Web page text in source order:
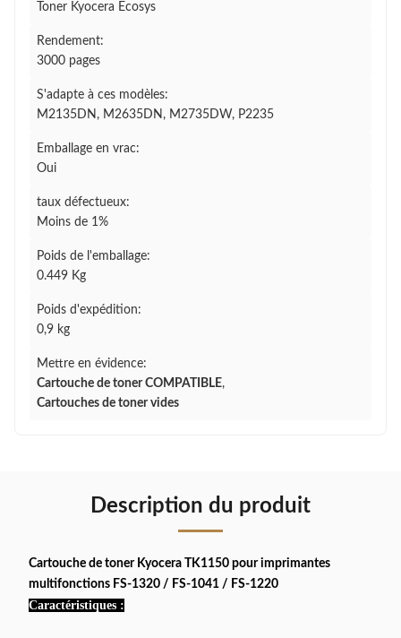
Toner Kyocera Ecosys
Rendement:
3000 pages
S'adapte à ces modèles:
M2135DN, M2635DN, M2735DW, P2235
Emballage en vrac:
Oui
taux défectueux:
Moins de 1%
Poids de l'emballage:
0.449 Kg
Poids d'expédition:
0,9 kg
Mettre en évidence:
Cartouche de toner COMPATIBLE,
Cartouches de toner vides
Description du produit
Cartouche de toner Kyocera TK1150 pour imprimantes
multifonctions FS-1320 / FS-1041 / FS-1220
Caractéristiques :